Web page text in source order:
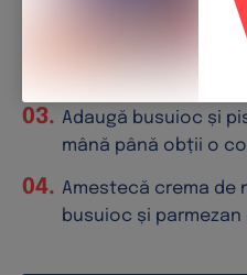
Adaugă supa de
roșiile. Acoperă și
de minute.
Adaugă busuioc și
mână până obții o
Amestecă crema de
busuioc și